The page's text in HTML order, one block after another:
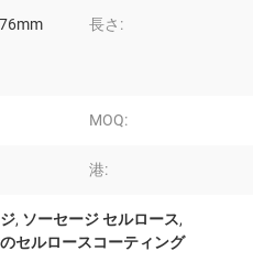
長さ:
MOQ:
港:
, ソーセージ セルロース,
セルロースコーティング